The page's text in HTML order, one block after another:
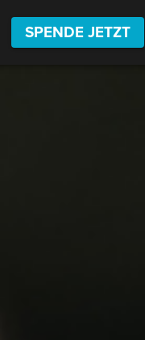
SPENDE JETZT